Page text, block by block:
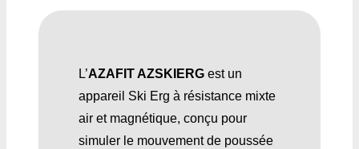
L’AZAFIT AZSKIERGest un
appareil Ski Erg à résistance mixte
air et magnétique, conçu pour
simuler le mouvement de poussée